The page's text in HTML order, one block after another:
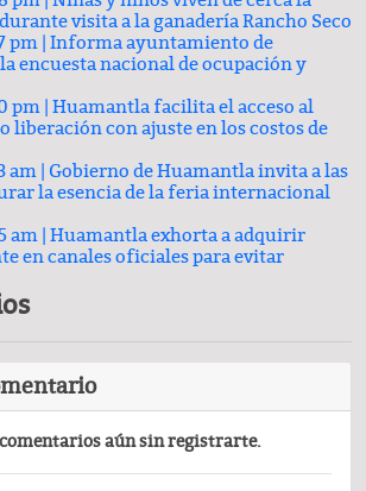
visita a la ganadería Rancho Seco
pm | Informa ayuntamiento de
encuesta nacional de ocupación y
pm | Huamantla facilita el acceso al
liberación con ajuste en los costos de
am | Gobierno de Huamantla invita a las
la esencia de la feria internacional
am | Huamantla exhorta a adquirir
en canales oficiales para evitar
aún sin registrarte.